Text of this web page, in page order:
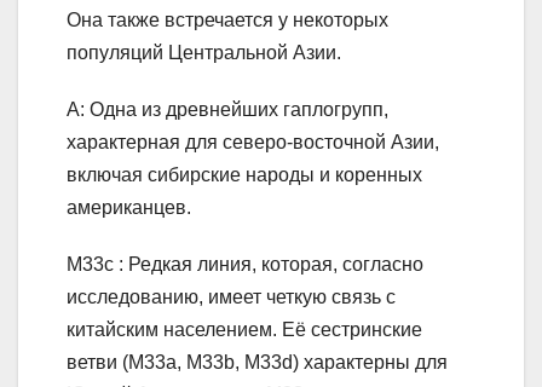
Она также встречается у некоторых
популяций Центральной Азии.
A: Одна из древнейших гаплогрупп,
характерная для северо-восточной Азии,
включая сибирские народы и коренных
американцев.
M33c : Редкая линия, которая, согласно
исследованию, имеет четкую связь с
китайским населением. Её сестринские
ветви (M33a, M33b, M33d) характерны для